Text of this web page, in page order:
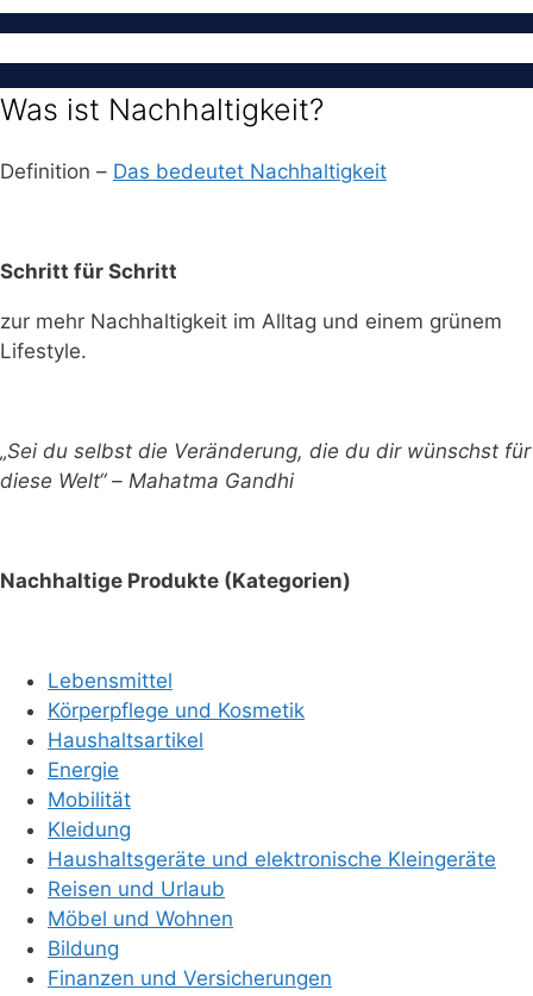
Was ist Nachhaltigkeit?
Definition – Das bedeutet Nachhaltigkeit
Schritt für Schritt
zur mehr Nachhaltigkeit im Alltag und einem grünem
Lifestyle.
„Sei du selbst die Veränderung, die du dir wünschst für
diese Welt“ – Mahatma Gandhi
Nachhaltige Produkte (Kategorien)
Lebensmittel
Körperpflege und Kosmetik
Haushaltsartikel
Energie
Mobilität
Kleidung
Haushaltsgeräte und elektronische Kleingeräte
Reisen und Urlaub
Möbel und Wohnen
Bildung
Finanzen und Versicherungen